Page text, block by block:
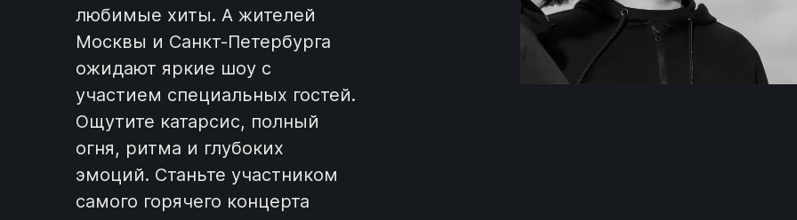
любимые хиты. А жителей
Москвы и Санкт-Петербурга
ожидают яркие шоу с
участием специальных гостей.
Ощутите катарсис, полный
огня, ритма и глубоких
эмоций. Станьте участником
самого горячего концерта